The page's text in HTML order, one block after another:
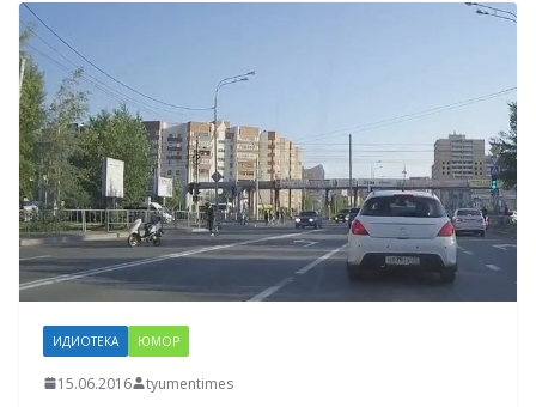
ИДИОТЕКА ЮМОР
15.06.2016 tyumentimes